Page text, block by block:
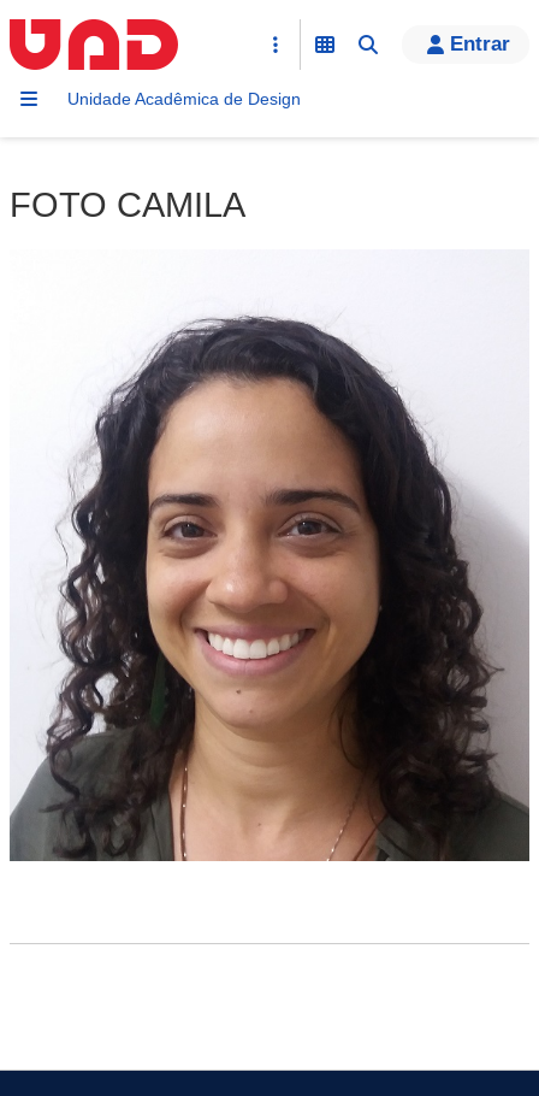
Entrar
Unidade Acadêmica de Design
FOTO CAMILA